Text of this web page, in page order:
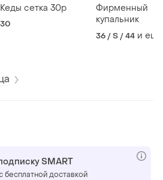
Кеды сетка 30р
30
Фирменный
купальник
36 / S / 44 и еще
SMART
бесплатной доставкой